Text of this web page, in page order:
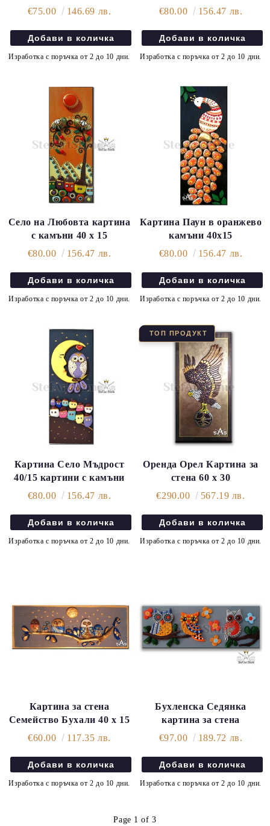
€75.00 146.69 лв.
Изработка с поръчка от 2 до 10 дни.
€80.00 156.47 лв.
Изработка с поръчка от 2 до 10 дни.
Село на Любовта картина
с камъни 40 х 15
€80.00
156.47 лв.
Изработка с поръчка от 2 до 10 дни.
Картина Паун в оранжево
камъни 40х15
€80.00
156.47 лв.
Изработка с поръчка от 2 до 10 дни.
Картина Село Мъдрост
40/15 картини с камъни
€80.00
156.47 лв.
Изработка с поръчка от 2 до 10 дни.
Оренда Орел Картина за
стена 60 x 30
€290.00
567.19 лв.
Изработка с поръчка от 2 до 10 дни.
Картина за стена
Семейство Бухали 40 х 15
€60.00
117.35 лв.
Изработка с поръчка от 2 до 10 дни.
Бухленска Седянка
картина за стена
€97.00
189.72 лв.
Изработка с поръчка от 2 до 10 дни.
Page 1 of 3